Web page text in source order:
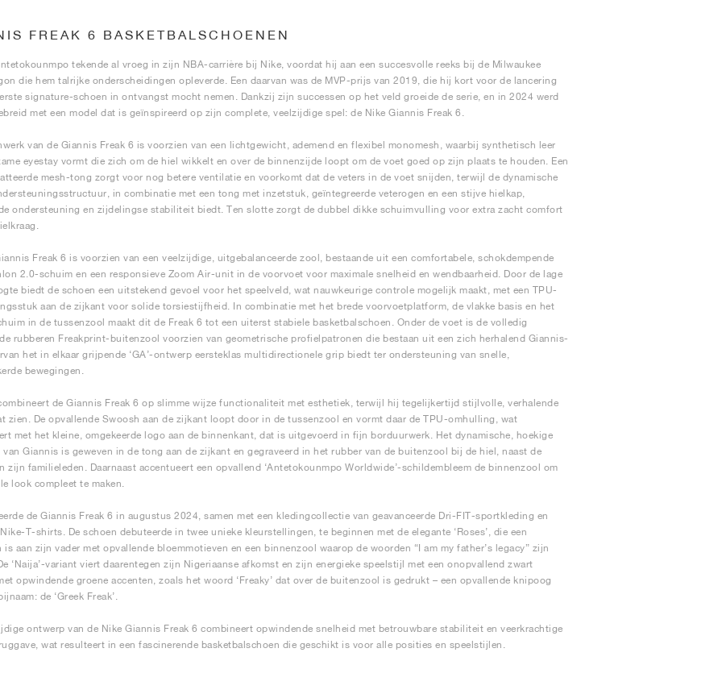
FREAK 6 BASKETBALSCHOENEN
tekende al vroeg in zijn NBA-carrière bij Nike, voordat hij aan een succesvolle reeks bij de Milwaukee
die hem talrijke onderscheidingen opleverde. Een daarvan was de MVP-prijs van 2019, die hij kort voor de lancering
signature-schoen in ontvangst mocht nemen. Dankzij zijn successen op het veld groeide de serie, en in 2024 werd
met een model dat is geïnspireerd op zijn complete, veelzijdige spel: de Nike Giannis Freak 6.
van de Giannis Freak 6 is voorzien van een lichtgewicht, ademend en flexibel monomesh, waarbij synthetisch leer
eyestay vormt die zich om de hiel wikkelt en over de binnenzijde loopt om de voet goed op zijn plaats te houden. Een
mesh-tong zorgt voor nog betere ventilatie en voorkomt dat de veters in de voet snijden, terwijl de dynamische
in combinatie met een tong met inzetstuk, geïntegreerde veterogen en een stijve hielkap,
ondersteuning en zijdelingse stabiliteit biedt. Ten slotte zorgt de dubbel dikke schuimvulling voor extra zacht comfort
Freak 6 is voorzien van een veelzijdige, uitgebalanceerde zool, bestaande uit een comfortabele, schokdempende
2.0-schuim en een responsieve Zoom Air-unit in de voorvoet voor maximale snelheid en wendbaarheid. Door de lage
biedt de schoen een uitstekend gevoel voor het speelveld, wat nauwkeurige controle mogelijk maakt, met een TPU-
aan de zijkant voor solide torsiestijfheid. In combinatie met het brede voorvoetplatform, de vlakke basis en het
in de tussenzool maakt dit de Freak 6 tot een uiterst stabiele basketbalschoen. Onder de voet is de volledig
rubberen Freakprint-buitenzool voorzien van geometrische profielpatronen die bestaan uit een zich herhalend Giannis-
het in elkaar grijpende ‘GA’-ontwerp eersteklas multidirectionele grip biedt ter ondersteuning van snelle,
bewegingen.
de Giannis Freak 6 op slimme wijze functionaliteit met esthetiek, terwijl hij tegelijkertijd stijlvolle, verhalende
zien. De opvallende Swoosh aan de zijkant loopt door in de tussenzool en vormt daar de TPU-omhulling, wat
met het kleine, omgekeerde logo aan de binnenkant, dat is uitgevoerd in fijn borduurwerk. Het dynamische, hoekige
van Giannis is geweven in de tong aan de zijkant en gegraveerd in het rubber van de buitenzool bij de hiel, naast de
zijn familieleden. Daarnaast accentueert een opvallend ‘Antetokounmpo Worldwide’-schildembleem de binnenzool om
look compleet te maken.
de Giannis Freak 6 in augustus 2024, samen met een kledingcollectie van geavanceerde Dri-FIT-sportkleding en
T-shirts. De schoen debuteerde in twee unieke kleurstellingen, te beginnen met de elegante ‘Roses’, die een
is aan zijn vader met opvallende bloemmotieven en een binnenzool waarop de woorden “I am my father’s legacy” zijn
‘Naija’-variant viert daarentegen zijn Nigeriaanse afkomst en zijn energieke speelstijl met een onopvallend zwart
opwindende groene accenten, zoals het woord ‘Freaky’ dat over de buitenzool is gedrukt – een opvallende knipoog
de ‘Greek Freak’.
ontwerp van de Nike Giannis Freak 6 combineert opwindende snelheid met betrouwbare stabiliteit en veerkrachtige
wat resulteert in een fascinerende basketbalschoen die geschikt is voor alle posities en speelstijlen.